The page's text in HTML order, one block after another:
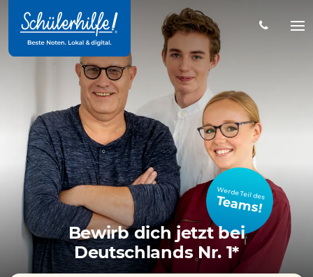
Hauptinhalt
Werde Teil des
Teams!
Bewirb dich jetzt bei
Deutschlands Nr. 1*